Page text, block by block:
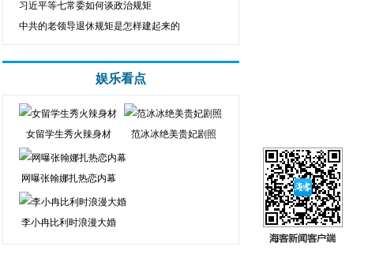
习近平等七常委如何谈政治规矩
中共的老领导退休规矩是怎样建起来的
娱乐看点
女留学生秀火辣身材 范冰冰绝美贵妃剧照
网曝张翰娜扎热恋内幕
李小冉比利时浪漫大婚